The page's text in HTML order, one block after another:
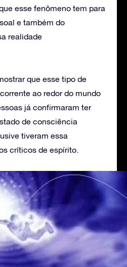
esse fenômeno tem para
e também do
realidade
que esse tipo de
ao redor do mundo
já confirmaram ter
de consciência
tiveram essa
críticos de espírito.